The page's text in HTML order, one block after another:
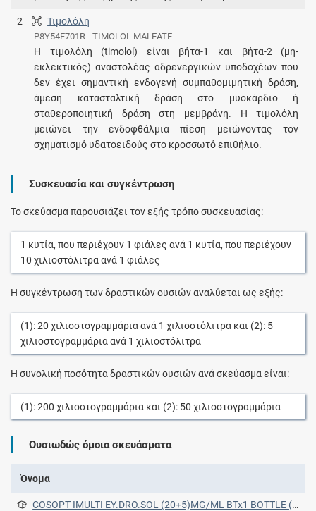
2 Τιμολόλη
P8Y54F701R - TIMOLOL MALEATE
Η τιμολόλη (timolol) είναι βήτα-1 και βήτα-2 (μη-
εκλεκτικός) αναστολέας αδρενεργικών υποδοχέων που
δεν έχει σημαντική ενδογενή συμπαθομιμητική δράση,
άμεση κατασταλτική δράση στο μυοκάρδιο ή
σταθεροποιητική δράση στη μεμβράνη. Η τιμολόλη
μειώνει την ενδοφθάλμια πίεση μειώνοντας τον
σχηματισμό υδατοειδούς στο κροσσωτό επιθήλιο.
Συσκευασία και συγκέντρωση
Το σκεύασμα παρουσιάζει τον εξής τρόπο συσκευασίας:
1 κυτία, που περιέχουν 1 φιάλες ανά 1 κυτία, που περιέχουν
10 χιλιοστόλιτραανά 1 φιάλες
Η συγκέντρωση των δραστικών ουσιών αναλύεται ως εξής:
(1):20 χιλιοστογραμμάριαανά 1 χιλιοστόλιτρα και (2): 5
χιλιοστογραμμάριαανά 1 χιλιοστόλιτρα
Η συνολική ποσότητα δραστικών ουσιών ανά σκεύασμα είναι:
(1):200 χιλιοστογραμμάρια και (2): 50 χιλιοστογραμμάρια
Ουσιωδώς όμοια σκευάσματα
Όνομα
COSOPT IMULTI EY.DRO.SOL (20+5)MG/ML BTx1 BOTTLE (LDPE) x 10 ml